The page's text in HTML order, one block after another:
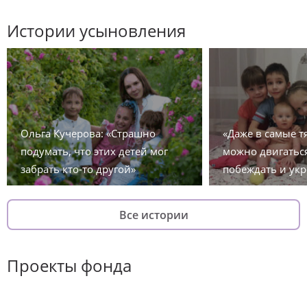
Истории усыновления
Ольга Кучерова: «Страшно
подумать, что этих детей мог
забрать кто-то другой»
«Даже в самые
можно
побеждать и
Все истории
Проекты фонда